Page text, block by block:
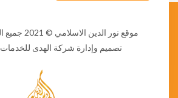
موقع نور الدين الاسلامي © 2021 جميع الحقوق محفوظة
تصميم وإدارة شركة الهدى للخدمات